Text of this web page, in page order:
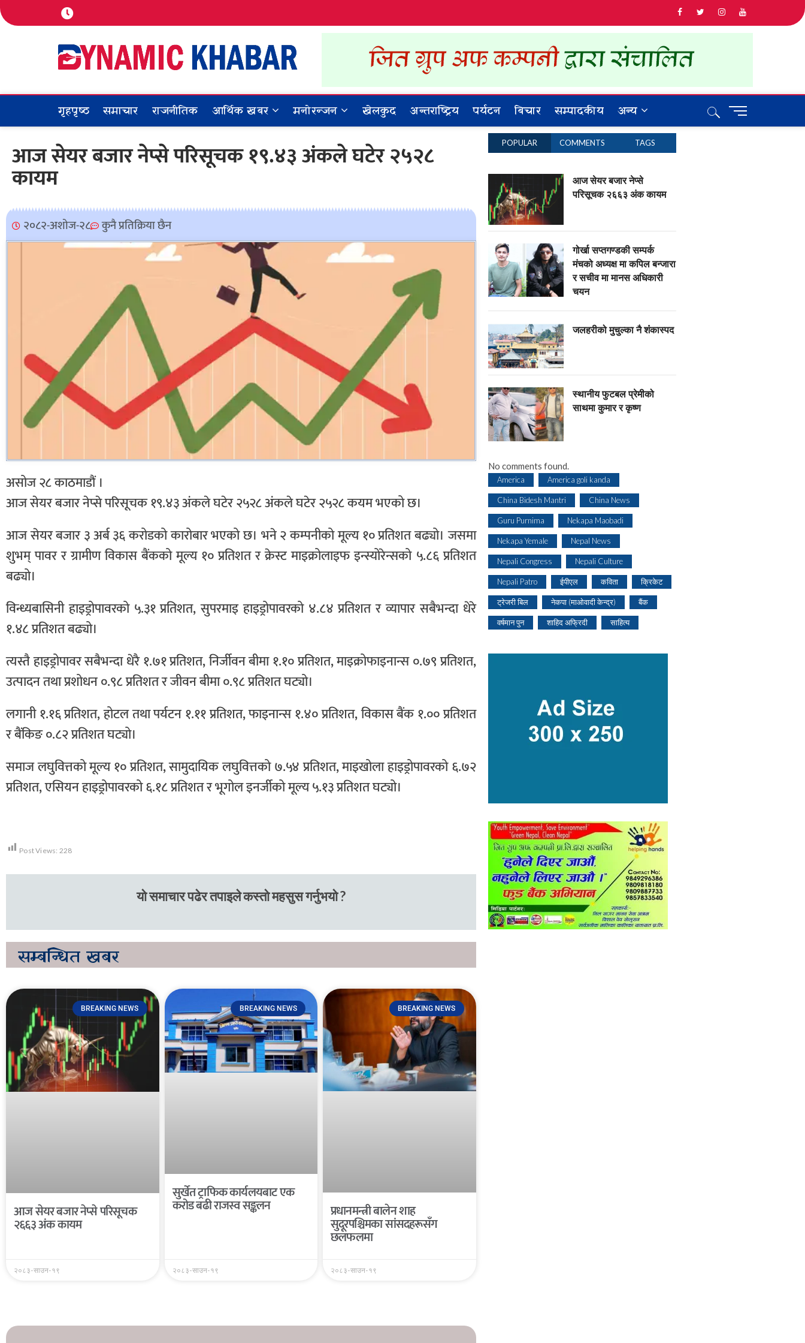
Dynamic Khabar
ALL NEWS IN NEPAL
गृहपृष्ठ समाचार राजनीतिक आर्थिक खबर मनोरन्जन खेलकुद अन्तराष्ट्रिय पर्यटन बिचार सम्पादकीय अन्य
M
आज सेयर बजार नेप्से परिसूचक १९.४३ अंकले घटेर २५२८
कायम
२०८२-अशोज-२८ कुनै प्रतिक्रिया छैन
असोज २८ काठमाडौं ।
आज सेयर बजार नेप्से परिसूचक १९.४३ अंकले घटेर २५२८ अंकले घटेर २५२८ कयम भएको छ।
आज सेयर बजार ३ अर्ब ३६ करोडको कारोबार भएको छ। भने २ कम्पनीको मूल्य १० प्रतिशत बढ्यो। जसमा
शुभम् पावर र ग्रामीण विकास बैंकको मूल्य १० प्रतिशत र क्रेस्ट माइक्रोलाइफ इन्स्योरेन्सको ५.८६ प्रतिशत
बढ्यो।
विन्ध्यबासिनी हाइड्रोपावरको ५.३१ प्रतिशत, सुपरमाइ हाइड्रोपावरको ४.८४ प्रतिशत र व्यापार सबैभन्दा धेरे
१.४८ प्रतिशत बढ्यो।
त्यस्तै हाइड्रोपावर सबैभन्दा धेरै १.७१ प्रतिशत, निर्जीवन बीमा १.१० प्रतिशत, माइक्रोफाइनान्स ०.७९ प्रतिशत,
उत्पादन तथा प्रशोधन ०.९८ प्रतिशत र जीवन बीमा ०.९८ प्रतिशत घट्यो।
लगानी १.१६ प्रतिशत, होटल तथा पर्यटन १.११ प्रतिशत, फाइनान्स १.४० प्रतिशत, विकास बैंक १.०० प्रतिशत
र बैंकिङ ०.८२ प्रतिशत घट्यो।
समाज लघुवित्तको मूल्य १० प्रतिशत, सामुदायिक लघुवित्तको ७.५४ प्रतिशत, माइखोला हाइड्रोपावरको ६.७२
प्रतिशत, एसियन हाइड्रोपावरको ६.१८ प्रतिशत र भूगोल इनर्जीको मूल्य ५.१३ प्रतिशत घट्यो।
Post Views: 228
यो समाचार पढेर तपाइले कस्तो महसुस गर्नुभयो ?
सम्बन्धित खबर
BREAKING NEWS
आज सेयर बजार नेप्से परिसूचक
२६६३ अंक कायम
२०८३-साउन-१९
BREAKING NEWS
सुर्खेत ट्राफिक कार्यलयबाट एक
करोड बढी राजस्व सङ्कलन
२०८३-साउन-१९
BREAKING NEWS
प्रधानमन्त्री बालेन शाह
सुदूरपश्चिमका सांसदहरूसँग
छलफलमा
२०८३-साउन-१९
POPULAR COMMENTS TAGS
आज सेयर बजार नेप्से
परिसूचक २६६३ अंक कायम
गोर्खा सप्तगण्डकी सम्पर्क
मंचको अध्यक्ष मा कपिल बन्जारा
र सचीव मा मानस अधिकारी
चयन
जलहरीको मुचुल्का नै शंंकास्पद
स्थानीय फुटबल प्रेमीको
साथमा कुमार र कृष्ण
No comments found.
America America goli kanda
China Bidesh Mantri China News
Guru Purnima Nekapa Maobadi
Nekapa Yemale Nepal News
Nepali Congress Nepali Culture
Nepali Patro ईपीएल कविता क्रिकेट
ट्रेजरी बिल नेकपा (माओवादी केन्द्र) बैंक
वर्षमान पुन शाहिद अफ्रिदी साहित्य